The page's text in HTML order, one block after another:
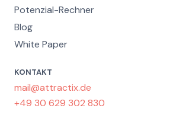
Potenzial-Rechner
Blog
White Paper
KONTAKT
mail@attractix.de
+49 30 629 302 830